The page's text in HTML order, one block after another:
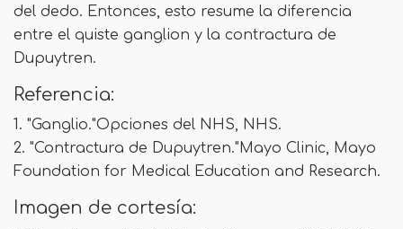
del dedo. Entonces, esto resume la diferencia
entre el quiste ganglion y la contractura de
Dupuytren.
Referencia:
1. "Ganglio."Opciones del NHS, NHS.
2. "Contractura de Dupuytren."Mayo Clinic, Mayo
Foundation for Medical Education and Research.
Imagen de cortesía: